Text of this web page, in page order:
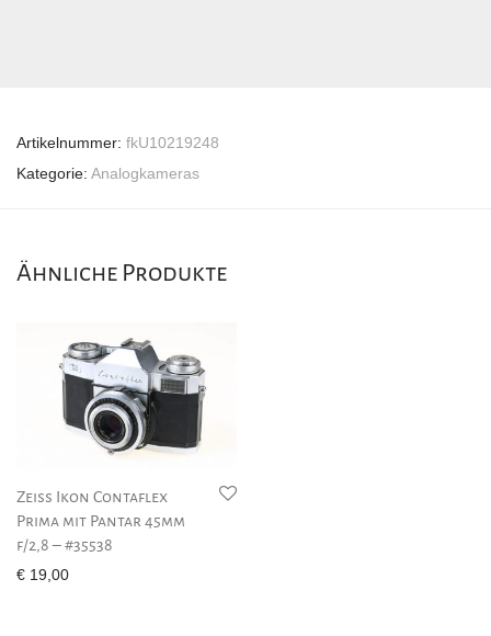
Artikelnummer: fkU10219248
Kategorie: Analogkameras
Ähnliche Produkte
Zeiss Ikon Contaflex
Prima mit Pantar 45mm
f/2,8 – #35538
€ 19,00